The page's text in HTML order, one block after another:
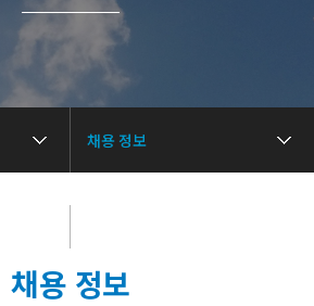
채용 정보
채용 정보